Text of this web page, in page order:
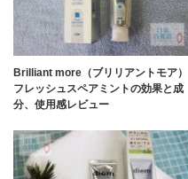
Brilliant more（ブリリアントモア）
フレッシュスペアミントの効果と成
分、使用感レビュー